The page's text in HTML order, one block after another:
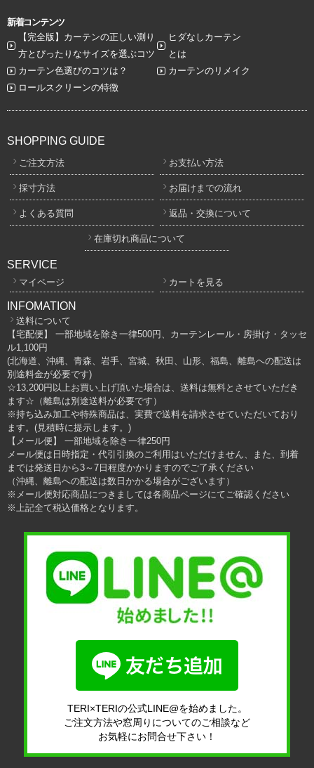
新着コンテンツ
【完全版】カーテンの正しい測り
方とぴったりなサイズを選ぶコツ
ヒダなしカーテン
とは
カーテン色選びのコツは？
カーテンのリメイク
ロールスクリーンの特徴
SHOPPING GUIDE
ご注文方法 お支払い方法
採寸方法 お届けまでの流れ
よくある質問 返品・交換について
在庫切れ商品について
SERVICE
マイページ カートを見る
INFOMATION
送料について
【宅配便】 一部地域を除き一律500円、カーテンレール・房掛け・タッセ
ル1,100円
(北海道、沖縄、青森、岩手、宮城、秋田、山形、福島、離島への配送は
別途料金が必要です)
☆13,200円以上お買い上げ頂いた場合は、送料は無料とさせていただき
ます☆（離島は別途送料が必要です）
※持ち込み加工や特殊商品は、実費で送料を請求させていただいており
ます。(見積時に提示します。)
【メール便】 一部地域を除き一律250円
メール便は日時指定・代引引換のご利用はいただけません、また、到着
までは発送日から3～7日程度かかりますのでご了承ください
（沖縄、離島への配送は数日かかる場合がございます）
※メール便対応商品につきましては各商品ページにてご確認ください
※上記全て税込価格となります。
TERI×TERIの公式LINE@を始めました。
ご注文方法や窓周りについてのご相談など
お気軽にお問合せ下さい！